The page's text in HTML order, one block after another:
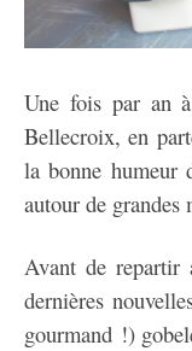
Une fois par an
Bellecroix, en
la bonne humeur
autour de grandes
Avant de repartir
dernières
gourmand !)